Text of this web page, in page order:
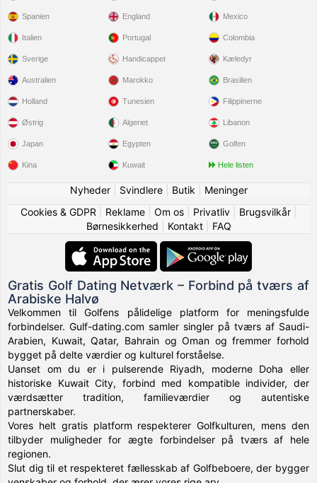
Spanien
Italien
Sverige
England
Portugal
Handicappet
Mexico
Colombia
Kæledyr
Australien
Holland
Østrig
Japan
Kina
Marokko
Tunesien
Algeriet
Egypten
Kuwait
Brasilien
Filippinerne
Libanon
Golfen
Hele listen
Nyheder| Svindlere| Butik
Meninger
Cookies & GDPR
Reklame| Om os| Privatliv| Brugsvilkår|
Børnesikkerhed
Kontakt| FAQ
Gratis Golf Dating Netværk – Forbind på tværs af
Arabiske Halvø
Velkommen til Golfens pålidelige platform for meningsfulde
forbindelser. Gulf-dating.com samler singler på tværs af Saudi-
Arabien, Kuwait, Qatar, Bahrain og Oman og fremmer forhold
bygget på delte værdier og kulturel forståelse.
Uanset om du er i pulserende Riyadh, moderne Doha eller
historiske Kuwait City, forbind med kompatible individer, der
værdsætter tradition, familieværdier og autentiske
partnerskaber.
Vores helt gratis platform respekterer Golfkulturen, mens den
tilbyder muligheder for ægte forbindelser på tværs af hele
regionen.
Slut dig til et respekteret fællesskab af Golfbeboere, der bygger